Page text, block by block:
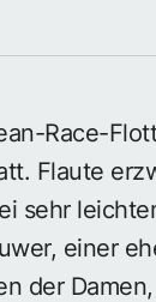
Race-
Flaute
sehr
einer
der